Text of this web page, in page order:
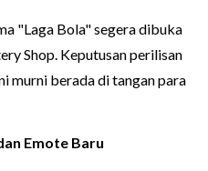
"Laga Bola" segera dibuka
Shop. Keputusan perilisan
murni berada di tangan para
Emote Baru